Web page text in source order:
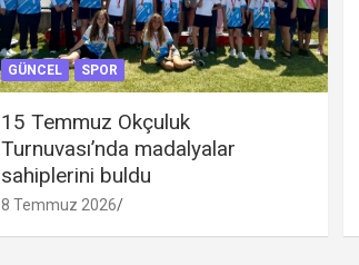
GÜNCEL SPOR
15 Temmuz Okçuluk
Turnuvası’nda madalyalar
sahiplerini buldu
8 Temmuz 2026